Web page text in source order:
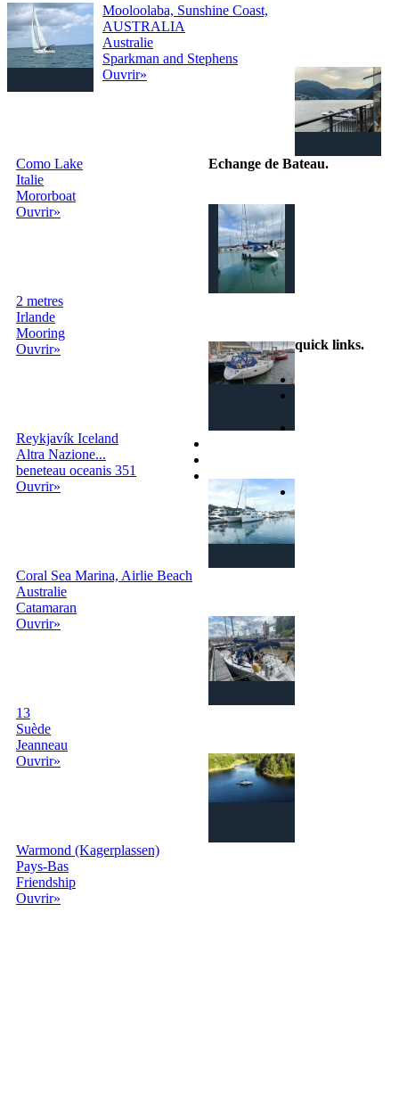
Mooloolaba, Sunshine Coast,
AUSTRALIA
Australie
Sparkman and Stephens
Ouvrir»
Como Lake
Italie
Mororboat
Ouvrir»
2 metres
Irlande
Mooring
Ouvrir»
Reykjavík Iceland
Altra Nazione...
beneteau oceanis 351
Ouvrir»
Coral Sea Marina, Airlie Beach
Australie
Catamaran
Ouvrir»
13
Suède
Jeanneau
Ouvrir»
Warmond (Kagerplassen)
Pays-Bas
Friendship
Ouvrir»
Echange de Bateau.
quick links.